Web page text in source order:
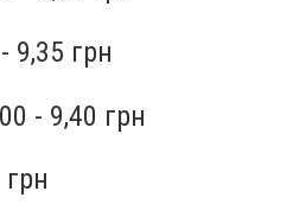
9,35 грн
- 9,40 грн